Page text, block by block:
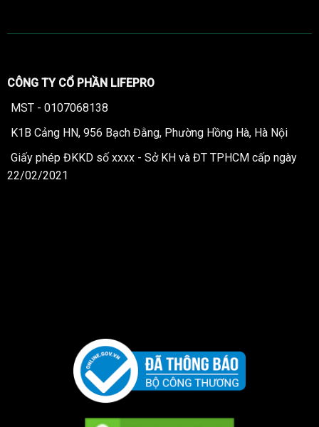
CÔNG TY CỔ PHẦN LIFEPRO
MST - 0107068138
K1B Cảng HN, 956 Bạch Đằng, Phường Hồng Hà, Hà Nội
Giấy phép ĐKKD số xxxx - Sở KH và ĐT TPHCM cấp ngày
22/02/2021